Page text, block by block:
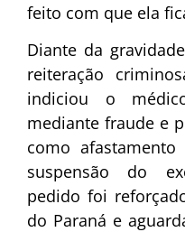
feito com que ela
Diante da
reiteração
indiciou o
mediante fraude e
como
suspensão do
pedido foi
do Paraná e